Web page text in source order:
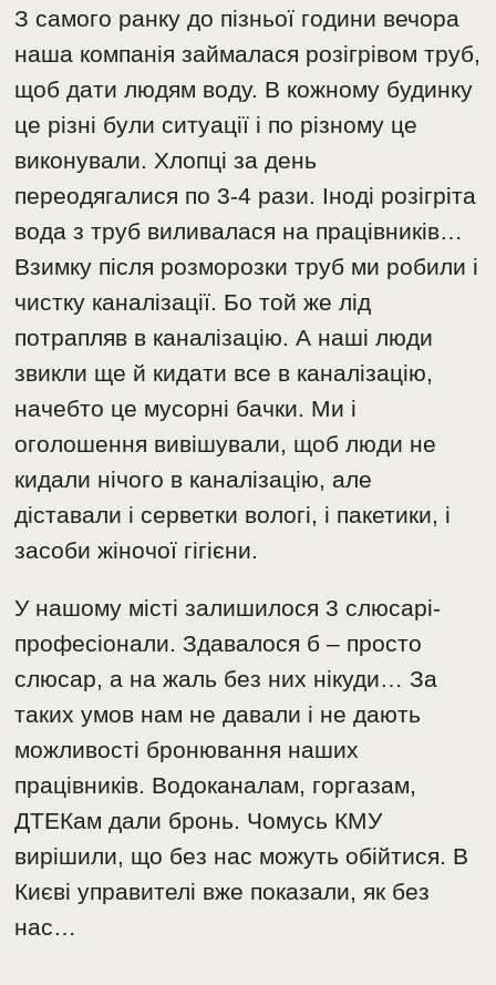
З самого ранку до пізньої години вечора
наша компанія займалася розігрівом труб,
щоб дати людям воду. В кожному будинку
це різні були ситуації і по різному це
виконували. Хлопці за день
переодягалися по 3-4 рази. Іноді розігріта
вода з труб виливалася на працівників…
Взимку після розморозки труб ми робили і
чистку каналізації. Бо той же лід
потрапляв в каналізацію. А наші люди
звикли ще й кидати все в каналізацію,
начебто це мусорні бачки. Ми і
оголошення вивішували, щоб люди не
кидали нічого в каналізацію, але
діставали і серветки вологі, і пакетики, і
засоби жіночої гігієни.
У нашому місті залишилося 3 слюсарі-
професіонали. Здавалося б – просто
слюсар, а на жаль без них нікуди… За
таких умов нам не давали і не дають
можливості бронювання наших
працівників. Водоканалам, горгазам,
ДТЕКам дали бронь. Чомусь КМУ
вирішили, що без нас можуть обійтися. В
Києві управителі вже показали, як без
нас…